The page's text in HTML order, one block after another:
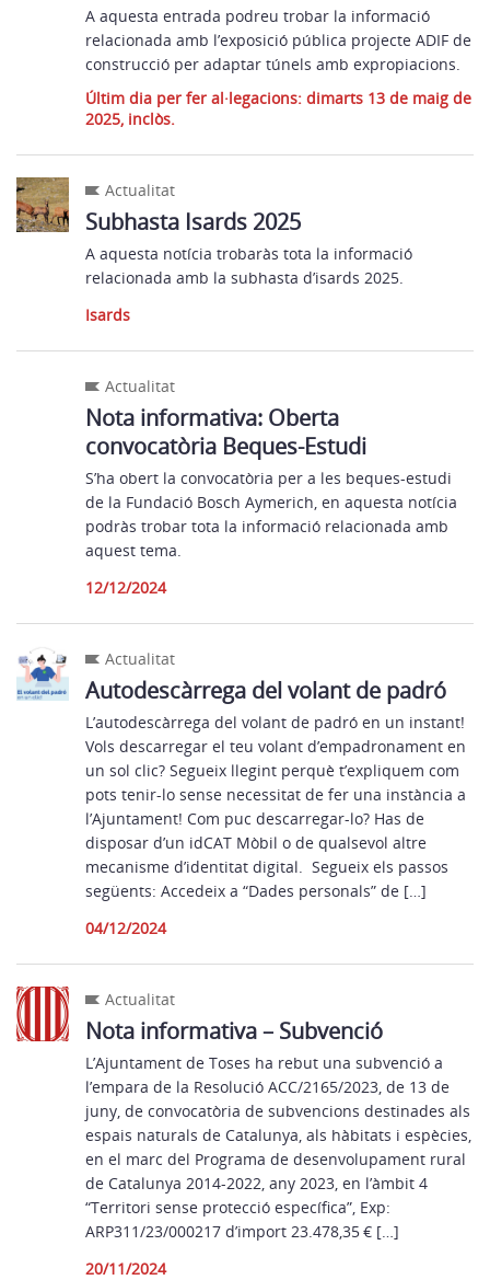
A aquesta entrada podreu trobar la informació
relacionada amb l’exposició pública projecte ADIF de
construcció per adaptar túnels amb expropiacions.
Últim dia per fer al·legacions: dimarts 13 de maig de
2025, inclòs.
Actualitat
Subhasta Isards 2025
A aquesta notícia trobaràs tota la informació
relacionada amb la subhasta d’isards 2025.
Isards
Actualitat
Nota informativa: Oberta
convocatòria Beques-Estudi
S’ha obert la convocatòria per a les beques-estudi
de la Fundació Bosch Aymerich, en aquesta notícia
podràs trobar tota la informació relacionada amb
aquest tema.
12/12/2024
Actualitat
Autodescàrrega del volant de padró
L’autodescàrrega del volant de padró en un instant!
Vols descarregar el teu volant d’empadronament en
un sol clic? Segueix llegint perquè t’expliquem com
pots tenir-lo sense necessitat de fer una instància a
l’Ajuntament! Com puc descarregar-lo? Has de
disposar d’un idCAT Mòbil o de qualsevol altre
mecanisme d’identitat digital. Segueix els passos
següents: Accedeix a “Dades personals” de […]
04/12/2024
Actualitat
Nota informativa – Subvenció
L’Ajuntament de Toses ha rebut una subvenció a
l’empara de la Resolució ACC/2165/2023, de 13 de
juny, de convocatòria de subvencions destinades als
espais naturals de Catalunya, als hàbitats i espècies,
en el marc del Programa de desenvolupament rural
de Catalunya 2014-2022, any 2023, en l’àmbit 4
“Territori sense protecció específica”, Exp:
ARP311/23/000217 d’import 23.478,35 € […]
20/11/2024